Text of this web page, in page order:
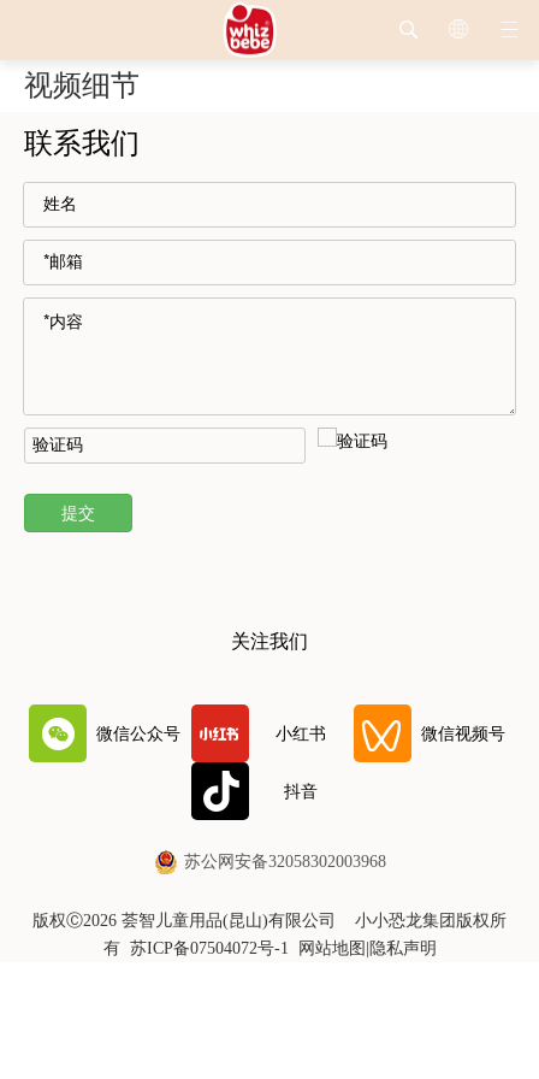
视频细节
联系我们
提交
关注我们
微信公众号 小红书 微信视频号
抖音
苏公网安备32058302003968
版权Ⓒ2026 荟智儿童用品(昆山)有限公司 小小恐龙集团版权所
有 苏ICP备07504072号-1 网站地图 隐私声明